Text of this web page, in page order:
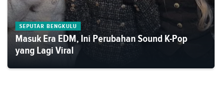
SEPUTAR BENGKULU
Masuk Era EDM, Ini Perubahan Sound K-Pop
yang Lagi Viral